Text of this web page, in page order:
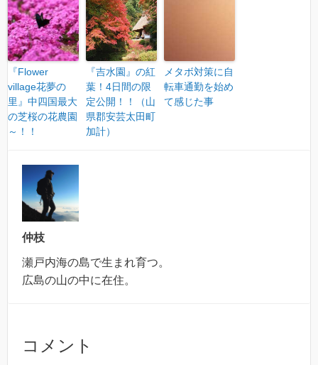
『Flower
village花夢の
里』中四国最大
の芝桜の花農園
～！！
『吉水園』の紅
葉！4日間の限
定公開！！（山
県郡安芸太田町
加計）
メタボ対策に自
転車通勤を始め
て感じた事
仲枝
瀬戸内海の島で生まれ育つ。
広島の山の中に在住。
コメント